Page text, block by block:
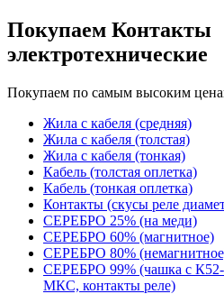
Покупаем Контакты
электротехнические
Покупаем по самым высоким
Жила с кабеля (средняя)
Жила с кабеля (толстая)
Жила с кабеля (тонкая)
Кабель (толстая оплетка)
Кабель (тонкая оплетка)
Контакты (скусы реле
СЕРЕБРО 25% (на меди)
СЕРЕБРО 60% (магнитное)
СЕРЕБРО 80%
СЕРЕБРО 99% (чашка с К52-
МКС, контакты реле)